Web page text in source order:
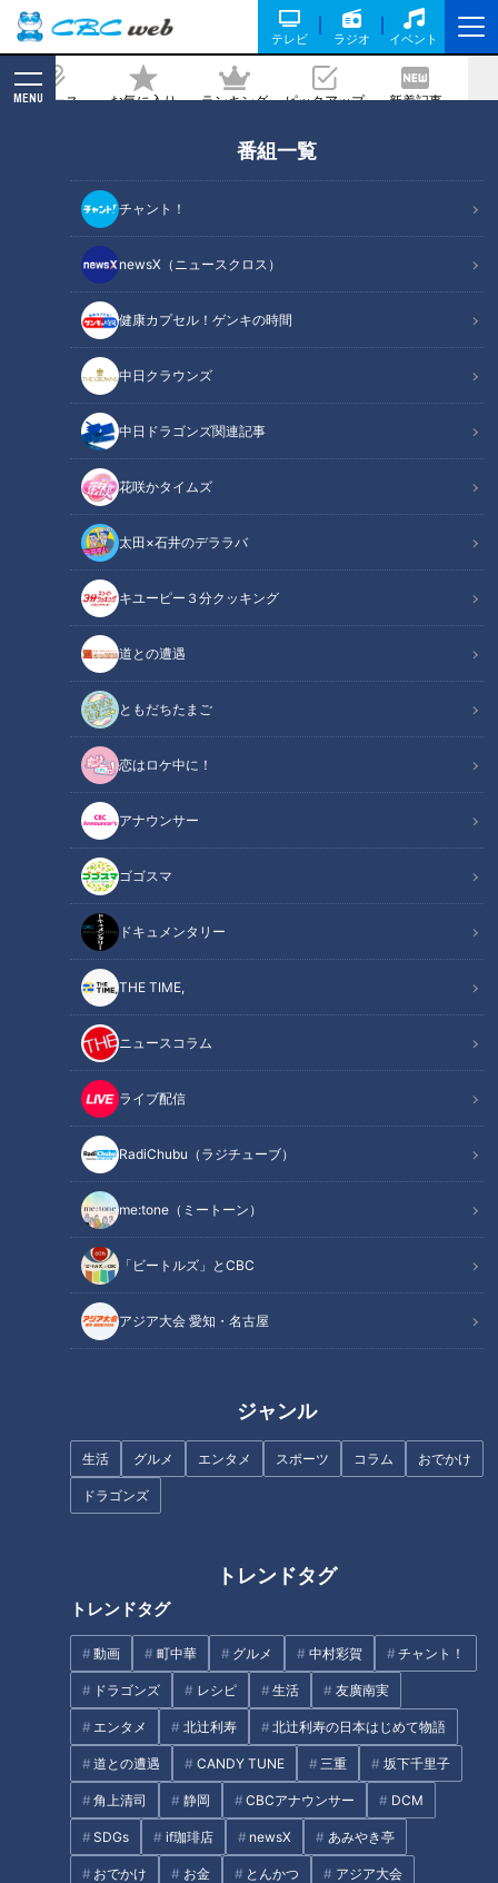
テレビ ラジオ イベント
ニュース お気に入り ランキング ピックアップ 新着記事
MENU
番組一覧
チャント！
newsX（ニュースクロス）
健康カプセル！ゲンキの時間
中日クラウンズ
中日ドラゴンズ関連記事
花咲かタイムズ
太田×石井のデララバ
キユーピー３分クッキング
道との遭遇
ともだちたまご
恋はロケ中に！
アナウンサー
ゴゴスマ
ドキュメンタリー
THE TIME,
ニュースコラム
ライブ配信
RadiChubu（ラジチューブ）
me:tone（ミートーン）
「ビートルズ」とCBC
アジア大会 愛知・名古屋
ジャンル
生活 グルメ エンタメ スポーツ コラム おでかけ
ドラゴンズ
トレンドタグ
トレンドタグ
動画 町中華 グルメ 中村彩賀 チャント！
ドラゴンズ レシピ 生活 友廣南実
エンタメ 北辻利寿 北辻利寿の日本はじめて物語
道との遭遇 CANDY TUNE 三重 坂下千里子
角上清司 静岡 CBCアナウンサー DCM
SDGs if珈琲店 newsX あみやき亭
おでかけ お金 とんかつ アジア大会
の“進化系いちご狩り”を 大調査！
2024/02/23 17:00
CBCテレビ『花咲かタイムズ』うなずキング
花咲かタイムズ
うなずキング
暖冬の影響で例年よりすくすく成長し、今が旬のいちご。そん
な絶品を思う存分楽しめるいちご狩りが、進化し続けていま
す。そこで、東海地方で楽しめる“進化系いちご狩り”をご紹介
します！
空飛ぶ苺！？こたつ席で楽しめるいちご狩り
いちごスイーツが衝撃価格！お値打ちデカ盛りパフェ
めったにお目にかかれない！激レア新品種が食べ放題
オススメ関連コンテンツ
空飛ぶ苺！？こたつ席で楽しめるいちご狩り
CBCテレビ『花咲かタイムズ』うなずキング
岐阜県関市にある「やまへい農場 すとろべりーすかい」は、
いちごの苗が天井からぶら下がっている吊り下げ式の農園。花
でもスイスイ動けるのはもちろん、お子さんが走り回っても大
丈夫！さらに、お弁当を持ち込んでピクニック気分を味わった
り、地面に落書きができたりするのもうれしいポイントです。
じっくりいちごを味わってほしいという思いから、あえて食べ
放題ではなく、入場料1,200円（4歳以上／1時間）に1g3円の
量り売りシステム。無農薬で育った「よつぼし」や「恋みの
り」などの5品種を、園内にある無料のイスや机でゆったり食
べられます。イチオシは、今年から登場した「こたつ席」
（500円）。ポカポカ気分で美味しいいちごが味わえます。